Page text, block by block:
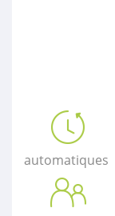
automatiques